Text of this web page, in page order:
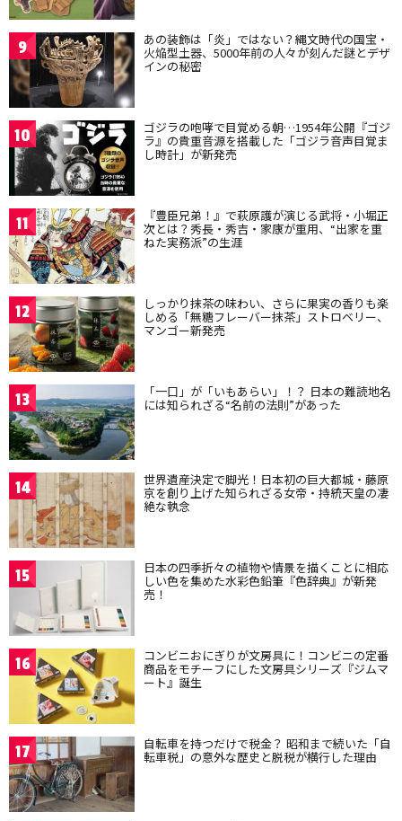
9 あの装飾は「炎」ではない？縄文時代の国宝・
火焔型土器、5000年前の人々が刻んだ謎とデザ
インの秘密
10 ゴジラの咆哮で目覚める朝…1954年公開『ゴジ
ラ』の貴重音源を搭載した「ゴジラ音声目覚ま
し時計」が新発売
11 『豊臣兄弟！』で萩原護が演じる武将・小堀正
次とは？秀長・秀吉・家康が重用、“出家を重
ねた実務派”の生涯
12 しっかり抹茶の味わい、さらに果実の香りも楽
しめる「無糖フレーバー抹茶」ストロベリー、
マンゴー新発売
13 「一口」が「いもあらい」！？ 日本の難読地名
には知られざる“名前の法則”があった
14 世界遺産決定で脚光！日本初の巨大都城・藤原
京を創り上げた知られざる女帝・持統天皇の凄
絶な執念
15 日本の四季折々の植物や情景を描くことに相応
しい色を集めた水彩色鉛筆『色辞典』が新発
売！
16 コンビニおにぎりが文房具に！コンビニの定番
商品をモチーフにした文房具シリーズ『ジムマ
ート』誕生
17 自転車を持つだけで税金？ 昭和まで続いた「自
転車税」の意外な歴史と脱税が横行した理由